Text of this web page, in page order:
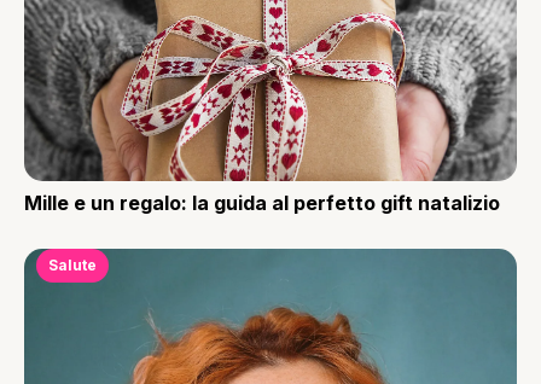
Mille e un regalo: la guida al perfetto gift natalizio
Salute